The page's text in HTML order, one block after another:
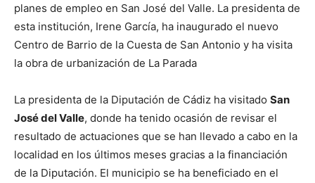
planes de empleo en San José del Valle. La presidenta de
esta institución, Irene García, ha inaugurado el nuevo
Centro de Barrio de la Cuesta de San Antonio y ha visita
la obra de urbanización de La Parada
La presidenta de la Diputación de Cádiz ha visitado San
José del Valle, donde ha tenido ocasión de revisar el
resultado de actuaciones que se han llevado a cabo en la
localidad en los últimos meses gracias a la financiación
de la Diputación. El municipio se ha beneficiado en el